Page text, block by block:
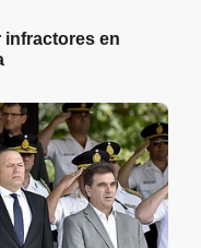
infractores en